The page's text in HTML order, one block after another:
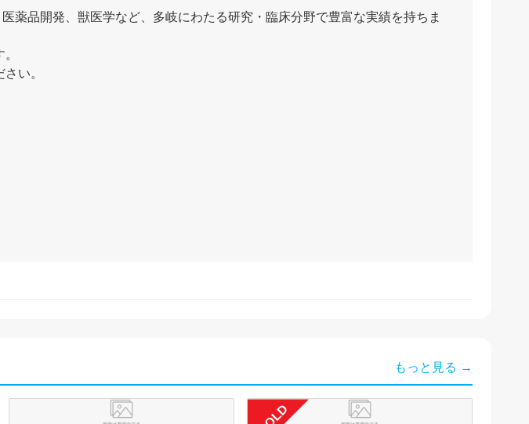
薬品開発、獣医学など、多岐にわたる研究・臨床分野で豊富な実績を持ちま
い。
もっと見る →